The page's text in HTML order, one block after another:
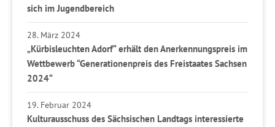
sich im Jugendbereich
28. März 2024
„Kürbisleuchten Adorf“ erhält den Anerkennungspreis im
Wettbewerb “Generationenpreis des Freistaates Sachsen
2024“
19. Februar 2024
Kulturausschuss des Sächsischen Landtags interessierte